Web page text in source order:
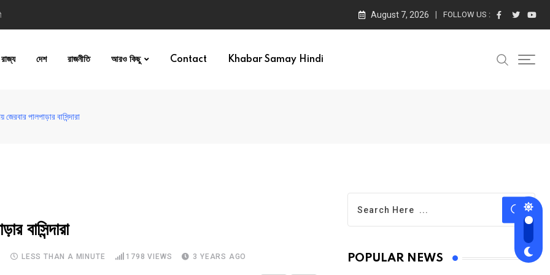
August 7, 2026 FOLLOW US :
রাজ্য দেশ রাজনীতি আরও কিছু Contact Khabar Samay Hindi
পালপাড়ার বাসিন্দারা
বাসিন্দারা
LESS THAN A MINUTE 1798 VIEWS 3 YEARS AGO POPULAR NEWS